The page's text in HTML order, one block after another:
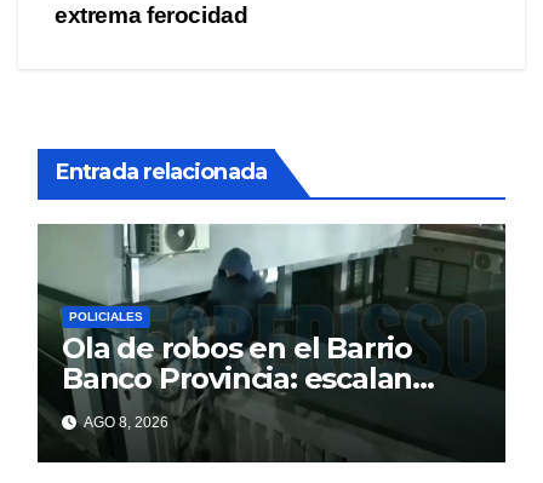
extrema ferocidad
Entrada relacionada
POLICIALES
Ola de robos en el Barrio
Banco Provincia: escalan
paredes en la noche y nadie
responde
AGO 8, 2026